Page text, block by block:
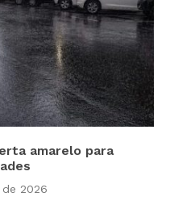
amarelo para
2026